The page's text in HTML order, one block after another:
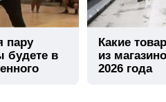
пару
будете в
Какие
из
2026 года